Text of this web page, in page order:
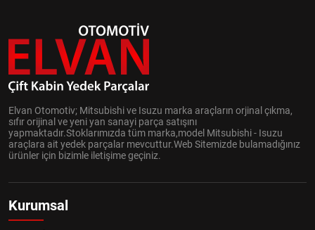
Elvan Otomotiv; Mitsubishi ve Isuzu marka araçların orjinal çıkma,
sıfır orijinal ve yeni yan sanayi parça satışını
yapmaktadır.Stoklarımızda tüm marka,model Mitsubishi - Isuzu
araçlara ait yedek parçalar mevcuttur.Web Sitemizde bulamadığınız
ürünler için bizimle iletişime geçiniz.
Kurumsal